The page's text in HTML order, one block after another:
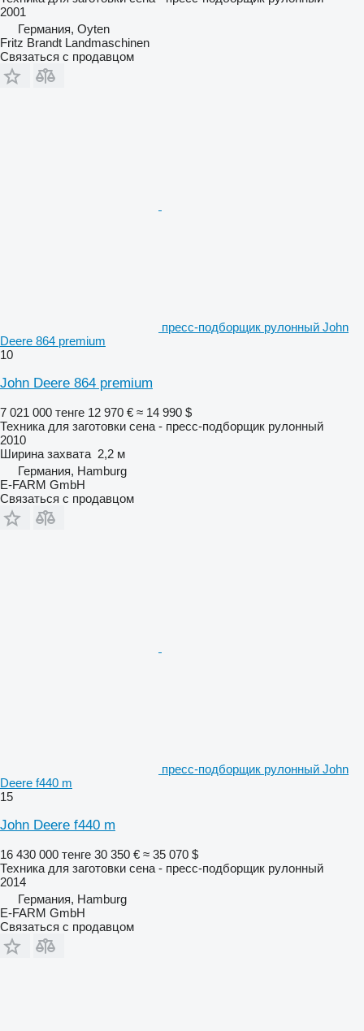
2001
Германия, Oyten
Fritz Brandt Landmaschinen
Связаться с продавцом
пресс-подборщик рулонный John
Deere 864 premium
10
John Deere 864 premium
7 021 000 тенге 12 970 € ≈ 14 990 $
Техника для заготовки сена - пресс-подборщик рулонный
2010
Ширина захвата 2,2 м
Германия, Hamburg
E-FARM GmbH
Связаться с продавцом
пресс-подборщик рулонный John
Deere f440 m
15
John Deere f440 m
16 430 000 тенге 30 350 € ≈ 35 070 $
Техника для заготовки сена - пресс-подборщик рулонный
2014
Германия, Hamburg
E-FARM GmbH
Связаться с продавцом